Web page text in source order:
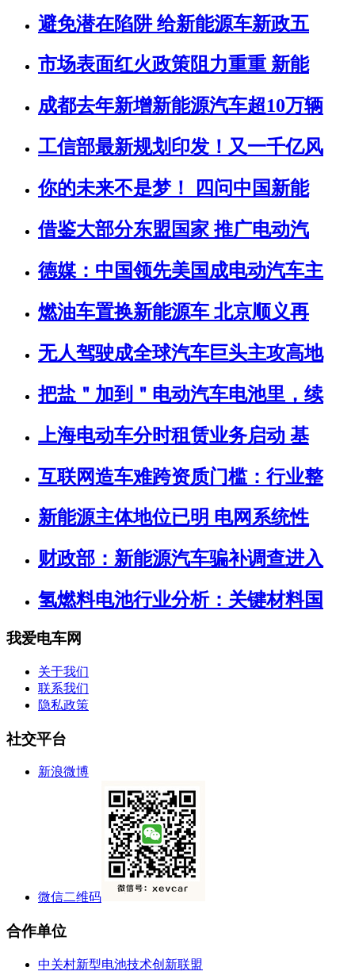
避免潜在陷阱 给新能源车新政五
市场表面红火政策阻力重重 新能
成都去年新增新能源汽车超10万辆
工信部最新规划印发！又一千亿风
你的未来不是梦！ 四问中国新能
借鉴大部分东盟国家 推广电动汽
德媒：中国领先美国成电动汽车主
燃油车置换新能源车 北京顺义再
无人驾驶成全球汽车巨头主攻高地
把盐＂加到＂电动汽车电池里，续
上海电动车分时租赁业务启动 基
互联网造车难跨资质门槛：行业整
新能源主体地位已明 电网系统性
财政部：新能源汽车骗补调查进入
氢燃料电池行业分析：关键材料国
我爱电车网
关于我们
联系我们
隐私政策
社交平台
新浪微博
微信二维码
合作单位
中关村新型电池技术创新联盟